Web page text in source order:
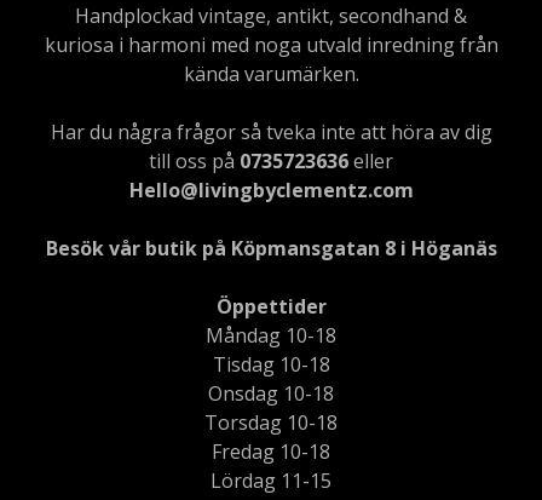
Handplockad vintage, antikt, secondhand &
kuriosa i harmoni med noga utvald inredning från
kända varumärken.
Har du några frågor så tveka inte att höra av dig
till oss på 0735723636eller
Hello@livingbyclementz.com
Besök vår butik på Köpmansgatan 8 i Höganäs
Öppettider
Måndag 10-18
Tisdag 10-18
Onsdag 10-18
Torsdag 10-18
Fredag 10-18
Lördag 11-15